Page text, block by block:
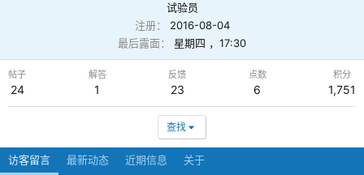
试验员
注册
2016-08-04
最后露面
星期四 ，17:30
帖子
24
解答
1
反馈
23
点数
6
积分
1,751
查找
访客留言 最新动态 近期信息 关于